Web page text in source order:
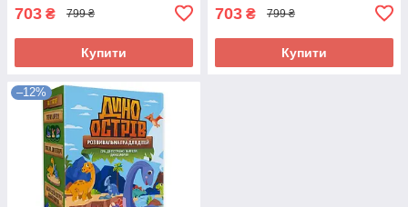
703 ₴ 799 ₴
Купити
703 ₴ 799 ₴
Купити
–12%